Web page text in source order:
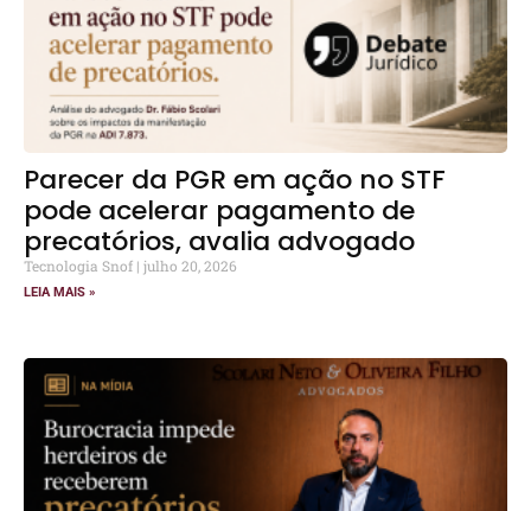
Parecer da PGR em ação no STF
pode acelerar pagamento de
precatórios, avalia advogado
Tecnologia Snof julho 20, 2026
LEIA MAIS »